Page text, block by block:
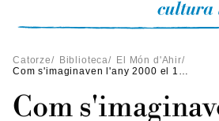
Catorze/ Biblioteca/ El Món d'Ahir/
Com s'imaginaven l'any 2000 el 1899?
Com